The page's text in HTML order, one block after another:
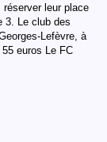
leur place
3. Le club des
Lefèvre, à
euros Le FC